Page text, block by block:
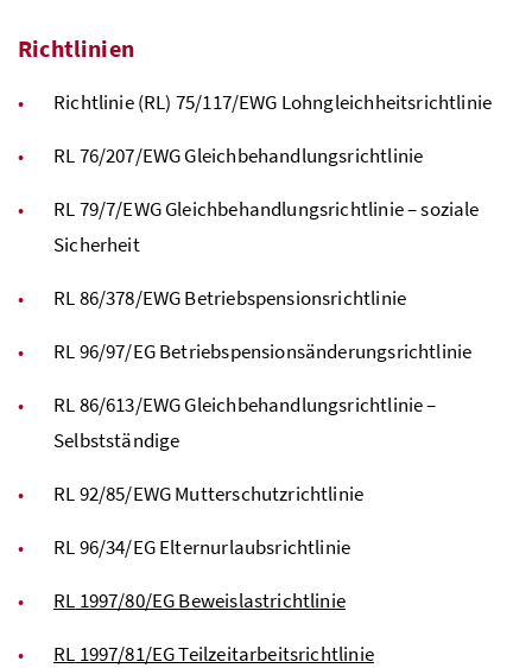
Richtlinien
Richtlinie (RL) 75/117/EWG Lohngleichheitsrichtlinie
RL76/207/EWG Gleichbehandlungsrichtlinie
RL79/7/EWG Gleichbehandlungsrichtlinie – soziale
Sicherheit
RL86/378/EWG Betriebspensionsrichtlinie
RL96/97/EG Betriebspensionsänderungsrichtlinie
RL86/613/EWG Gleichbehandlungsrichtlinie –
Selbstständige
RL92/85/EWG Mutterschutzrichtlinie
RL96/34/EG Elternurlaubsrichtlinie
RL 1997/80/EG Beweislastrichtlinie
RL 1997/81/EG Teilzeitarbeitsrichtlinie